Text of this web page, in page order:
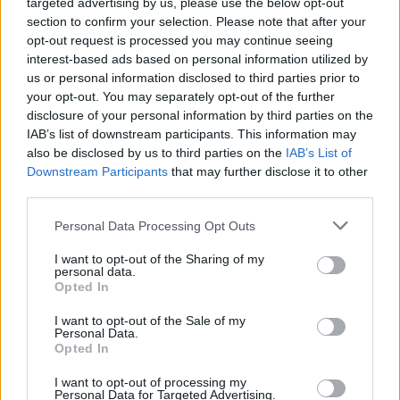
section to confirm your selection. Please note that after your
opt-out request is processed you may continue seeing
interest-based ads based on personal information utilized by
us or personal information disclosed to third parties prior to
your opt-out. You may separately opt-out of the further
disclosure of your personal information by third parties on the
IAB’s list of downstream participants. This information may
also be disclosed by us to third parties on the IAB’s List of
Downstream Participants that may further disclose it to other
Personal Data Processing Opt Outs
I want to opt-out of the Sharing of my
personal data.
Opted In
I want to opt-out of the Sale of my
Personal Data.
Opted In
I want to opt-out of processing my
Personal Data for Targeted Advertising.
lehet szakemberek segítségét igénybe venni, mint
állandóan a családtagokra támaszkodni.
PÉNZCENTRUM| 2025. szeptember 3. 10:13
Tízmilliókkal tartozhat saját embereinek a
legendás sportriporter, Héder Barna: már
végrehajtás is indult
A tavalyi nyári olimpia után nem kapták meg a
járandóságukat a vívóközvetítésben dolgozó
szakemberek, ezért végrehajtást is indítottak.
PÉNZCENTRUM| 2025. szeptember 2. 19:26
Létfontosságú BKK-bejelentés jött: rengeteg
járatot érint Budapesten
Lezárultak a Budapesti Közlekedési Központ (BKK)
fórumai, ahol a fővárosiak beleszólhattak az éjszakai
közösségi közlekedés megújításába.
PÉNZCENTRUM| 2025. szeptember 2. 12:33